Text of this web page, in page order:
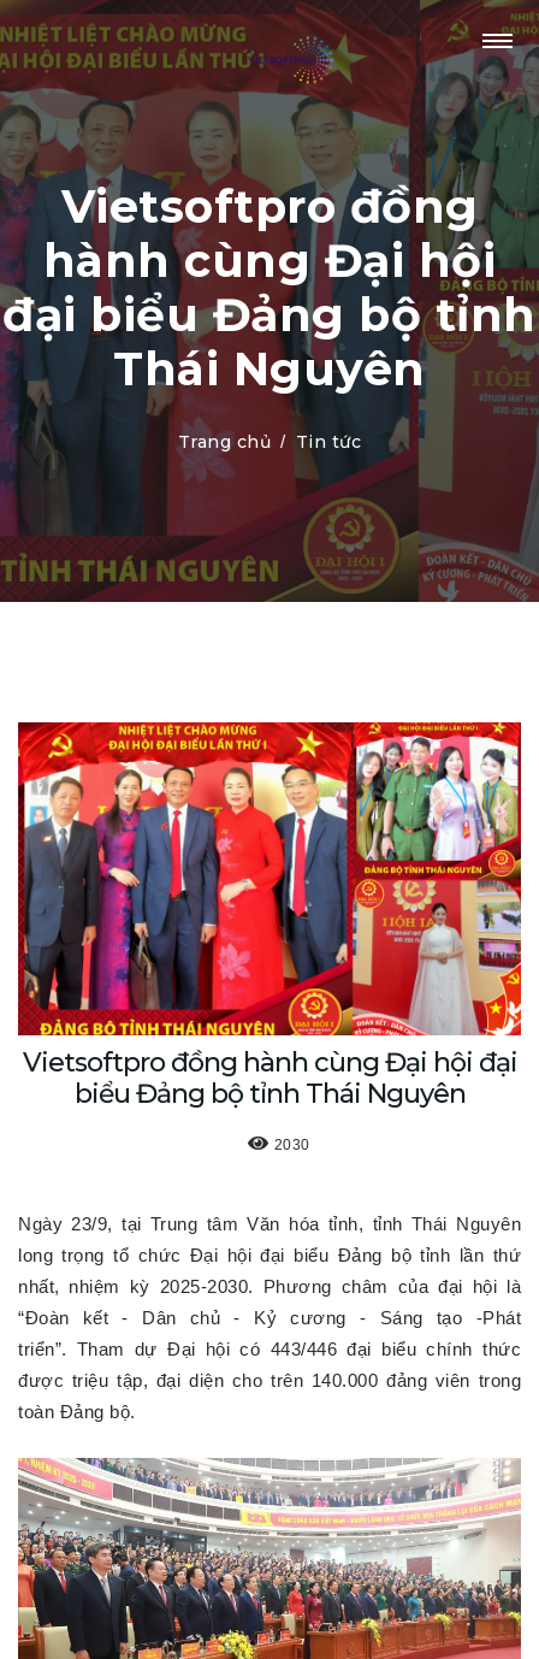
Vietsoftpro đồng
hành cùng Đại hội
đại biểu Đảng bộ tỉnh
Thái Nguyên
Trang chủ Tin tức
Vietsoftpro đồng hành cùng Đại hội đại
biểu Đảng bộ tỉnh Thái Nguyên
2030
Ngày 23/9, tại Trung tâm Văn hóa tỉnh, tỉnh Thái Nguyên
long trọng tổ chức Đại hội đại biểu Đảng bộ tỉnh lần thứ
nhất, nhiệm kỳ 2025-2030. Phương châm của đại hội là
“Đoàn kết - Dân chủ - Kỷ cương - Sáng tạo -Phát
triển”. Tham dự Đại hội có 443/446 đại biểu chính thức
được triệu tập, đại diện cho trên 140.000 đảng viên trong
toàn Đảng bộ.